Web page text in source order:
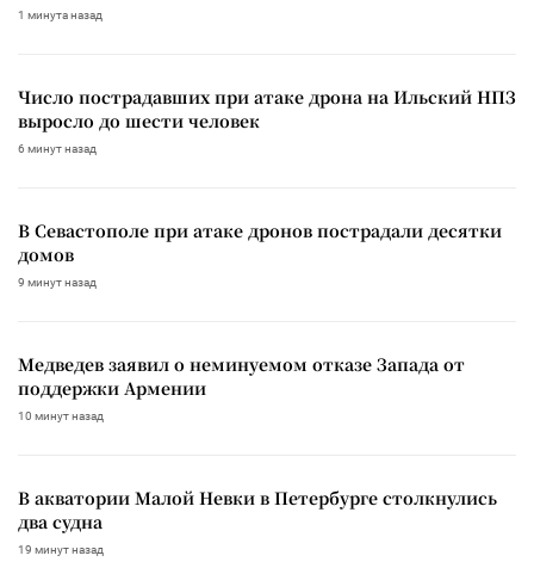
1 минута назад
Число пострадавших при атаке дрона на Ильский НПЗ
выросло до шести человек
6 минут назад
В Севастополе при атаке дронов пострадали десятки
домов
9 минут назад
Медведев заявил о неминуемом отказе Запада от
поддержки Армении
10 минут назад
В акватории Малой Невки в Петербурге столкнулись
два судна
19 минут назад